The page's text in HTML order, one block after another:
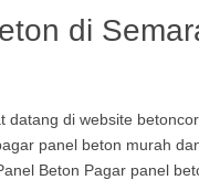
di
datang di website
panel beton murah
Beton Pagar panel